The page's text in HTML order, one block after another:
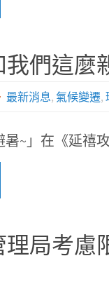
們這麼
最新消息, 氣候變遷,
暑~」在《延
局考慮